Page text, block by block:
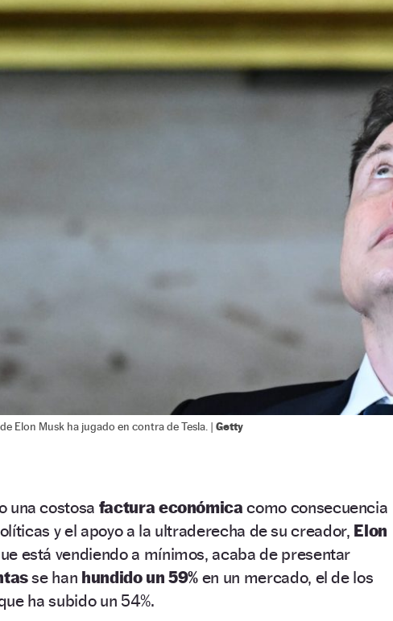
Elon Musk ha jugado en contra de Tesla. | Getty
una costosa factura económica como consecuencia
y el apoyo a la ultraderecha de su creador, Elon
está vendiendo a mínimos, acaba de presentar
se han hundido un 59% en un mercado, el de los
ha subido un 54%.